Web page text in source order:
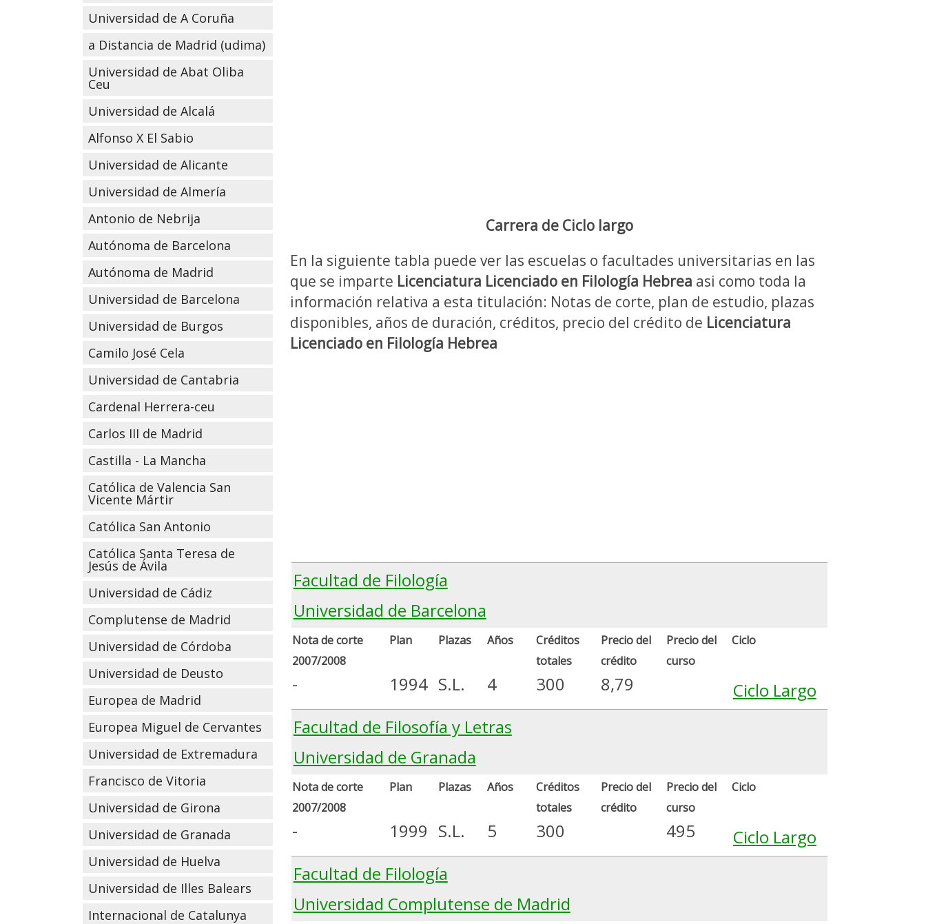
Universidad de A Coruña
a Distancia de Madrid (udima)
Universidad de Abat Oliba
Ceu
Universidad de Alcalá
Alfonso X El Sabio
Universidad de Alicante
Universidad de Almería
Antonio de Nebrija
Autónoma de Barcelona
Autónoma de Madrid
Universidad de Barcelona
Universidad de Burgos
Camilo José Cela
Universidad de Cantabria
Cardenal Herrera-ceu
Carlos III de Madrid
Castilla - La Mancha
Católica de Valencia San
Vicente Mártir
Católica San Antonio
Católica Santa Teresa de
Jesús de Ávila
Universidad de Cádiz
Complutense de Madrid
Universidad de Córdoba
Universidad de Deusto
Europea de Madrid
Europea Miguel de Cervantes
Universidad de Extremadura
Francisco de Vitoria
Universidad de Girona
Universidad de Granada
Universidad de Huelva
Universidad de Illes Balears
Internacional de Catalunya
Carrera de Ciclo largo
En la siguiente tabla puede ver las escuelas o facultades universitarias en las
que se imparte Licenciatura Licenciado en Filología Hebrea asi como toda la
información relativa a esta titulación: Notas de corte, plan de estudio, plazas
disponibles, años de duración, créditos, precio del crédito de Licenciatura
Licenciado en Filología Hebrea
Facultad de Filología
Universidad de Barcelona
Nota de corte
2007/2008
Plan Plazas Años
Créditos
totales
Precio del
crédito
Precio del
curso
Ciclo
- 1994 S.L. 4 300 8,79
Ciclo Largo
Facultad de Filosofía y Letras
Universidad de Granada
Nota de corte
2007/2008
Plan Plazas Años
Créditos
totales
Precio del
crédito
Precio del
curso
Ciclo
- 1999 S.L. 5 300 495
Ciclo Largo
Facultad de Filología
Universidad Complutense de Madrid